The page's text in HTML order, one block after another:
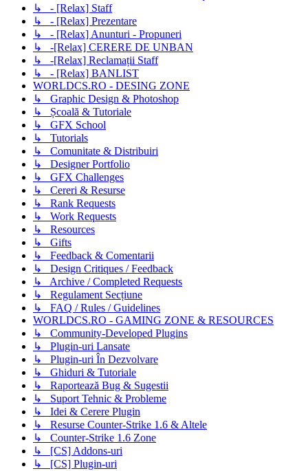
↳ - [Relax] Staff
↳ - [Relax] Prezentare
↳ - [Relax] Anunturi - Propuneri
↳ -[Relax] CERERE DE UNBAN
↳ -[Relax] Reclamații Staff
↳ - [Relax] BANLIST
WORLDCS.RO - DESING ZONE
↳ Graphic Design & Photoshop
↳ Școală & Tutoriale
↳ GFX School
↳ Tutorials
↳ Comunitate & Distribuiri
↳ Designer Portfolio
↳ GFX Challenges
↳ Cereri & Resurse
↳ Rank Requests
↳ Work Requests
↳ Resources
↳ Gifts
↳ Feedback & Comentarii
↳ Design Critiques / Feedback
↳ Archive / Completed Requests
↳ Regulament Secțiune
↳ FAQ / Rules / Guidelines
WORLDCS.RO - GAMING ZONE & RESOURCES
↳ Community-Developed Plugins
↳ Plugin-uri Lansate
↳ Plugin-uri În Dezvolvare
↳ Ghiduri & Tutoriale
↳ Raportează Bug & Sugestii
↳ Suport Tehnic & Probleme
↳ Idei & Cerere Plugin
↳ Resurse Counter-Strike 1.6 & Altele
↳ Counter-Strike 1.6 Zone
↳ [CS] Addons-uri
↳ [CS] Plugin-uri